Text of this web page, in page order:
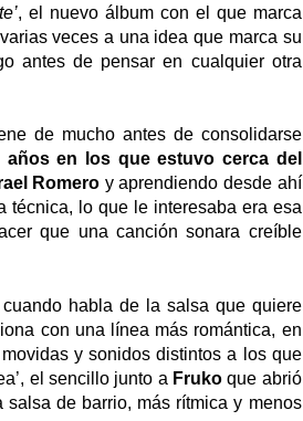
’, el nuevo álbum con el que marca
veces a una idea que marca su
antes de pensar en cualquier otra
de mucho antes de consolidarse
en los que estuvo cerca del
Romero y aprendiendo desde ahí
técnica, lo que le interesaba era esa
que una canción sonara creíble
habla de la salsa que quiere
con una línea más romántica, en
y sonidos distintos a los que
’, el sencillo junto a Frukoque abrió
de barrio, más rítmica y menos